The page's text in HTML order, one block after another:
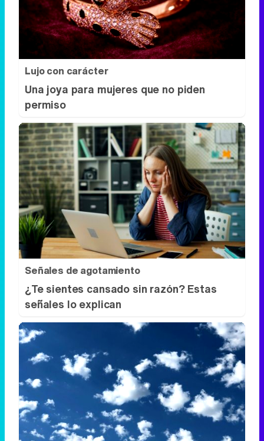
Lujo con carácter
Una joya para mujeres que no piden
permiso
Señales de agotamiento
¿Te sientes cansado sin razón? Estas
señales lo explican